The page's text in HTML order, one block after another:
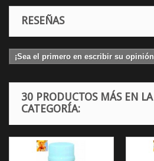
RESEÑAS
¡Sea el primero en escribir su
30 PRODUCTOS MÁS EN
CATEGORÍA: